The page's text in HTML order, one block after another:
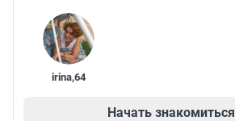
irina,64
Начать знакомиться